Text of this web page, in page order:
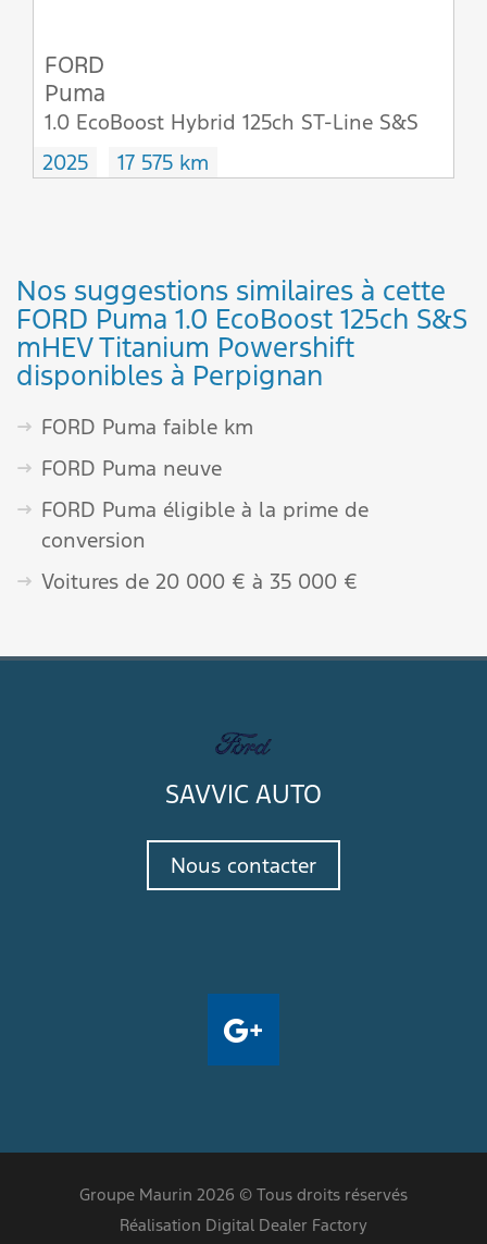
FORD
Puma
1.0 EcoBoost Hybrid 125ch ST-Line S&S
2025
17 575 km
Nos suggestions similaires à cette
FORD Puma 1.0 EcoBoost 125ch S&S
mHEV Titanium Powershift
disponibles à Perpignan
FORD Puma faible km
FORD Puma neuve
FORD Puma éligible à la prime de
conversion
Voitures de 20 000 € à 35 000 €
SAVVIC AUTO
Nous contacter
Groupe Maurin 2026 © Tous droits réservés
Réalisation Digital Dealer Factory